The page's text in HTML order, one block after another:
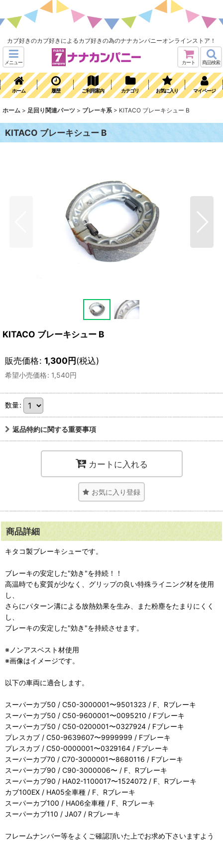
カブ好きのカブ好きによるカブ好きの為のナナカンパニーオンラインストア！
メニュー カート 商品検索
ホーム 履歴 ご利用案内 カテゴリ お気に入り マイページ
ホーム > 足回り関連パーツ > ブレーキ系 > KITACO ブレーキシュー B
KITACO ブレーキシュー B
KITACO ブレーキシュー B
販売価格: 1,300円(税込)
希望小売価格: 1,540円
数量:
返品特約に関する重要事項
カートに入れる
お気に入り登録
商品詳細
キタコ製ブレーキシューです。
ブレーキの安定した"効き"を持続！！
高温時でも変質が少なく、グリップの良い特殊ライニング材を使用
し、
さらにパターン溝による放熱効果を生み、また粉塵をたまりにくく
し、
ブレーキの安定した"効き"を持続させます。
※ノンアスベスト材使用
※画像はイメージです。
以下の車両に適合します。
スーパーカブ50 / C50-3000001〜9501323 / F、Rブレーキ
スーパーカブ50 / C50-9600001〜0095210 / Fブレーキ
スーパーカブ50 / C50-0200001〜0327924 / Fブレーキ
プレスカブ / C50-9639607〜9999999 / Fブレーキ
プレスカブ / C50-0000001〜0329164 / Fブレーキ
スーパーカブ70 / C70-3000001〜8680116 / Fブレーキ
スーパーカブ90 / C90-3000006〜 / F、Rブレーキ
スーパーカブ90 / HA02-1100017〜1524072 / F、Rブレーキ
カブ100EX / HA05全車種 / F、Rブレーキ
スーパーカブ100 / HA06全車種 / F、Rブレーキ
スーパーカブ110 / JA07 / Rブレーキ
フレームナンバー等をよくご確認頂いた上でお求め下さいますよう